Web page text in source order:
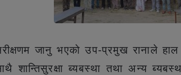
जानु भएको उप-प्रमुख रानाले
शान्तिसुरक्षा ब्यबस्था तथा अन्य